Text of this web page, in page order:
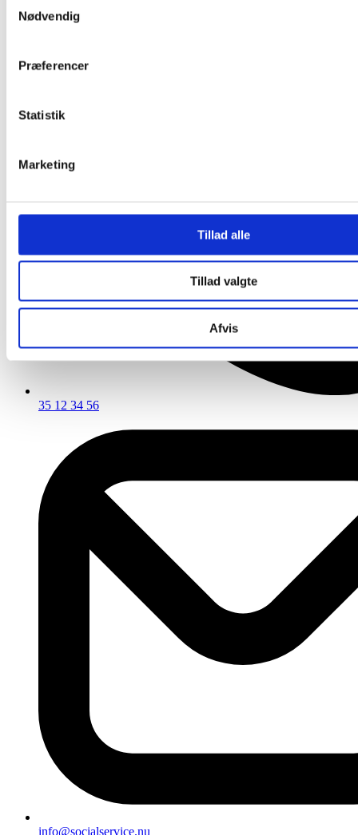
Nødvendig
Præferencer
Statistik
Marketing
Tillad alle
Tillad valgte
Afvis
35 12 34 56
info@socialservice.nu